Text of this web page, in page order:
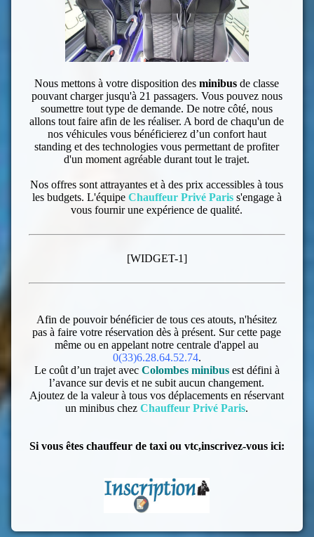
Nous mettons à votre disposition desminibus de classe
pouvant charger jusqu'à 21 passagers. Vous pouvez nous
soumettre tout type de demande. De notre côté, nous
allons tout faire afin de les réaliser. A bord de chaqu'un de
nos véhicules vous bénéficierez d’un confort haut
standing et des technologies vous permettant de profiter
d'un moment agréable durant tout le trajet.
Nos offres sont attrayantes et à des prix accessibles à tous
les budgets. L'équipe Chauffeur Privé Paris s'engage à
vous fournir une expérience de qualité.
[WIDGET-1]
Afin de pouvoir bénéficier de tous ces atouts, n'hésitez
pas à faire votre réservation dès à présent. Sur cette page
même ou en appelant notre centrale d'appel au
0(33)6.28.64.52.74.
Le coût d’un trajet avec Colombes minibus est défini à
l’avance sur devis et ne subit aucun changement.
Ajoutez de la valeur à tous vos déplacements en réservant
un minibus chezChauffeur Privé Paris.
Si vous êtes chauffeur de taxi ou vtc,inscrivez-vous ici: